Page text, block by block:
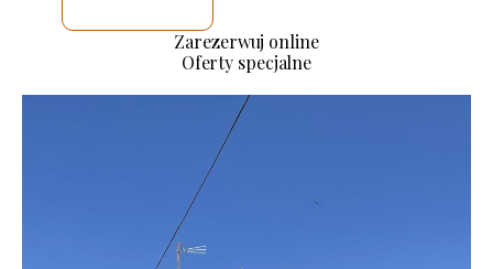
Zarezerwuj online
Oferty specjalne